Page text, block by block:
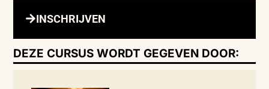
INSCHRIJVEN
DEZE CURSUS WORDT GEGEVEN DOOR: